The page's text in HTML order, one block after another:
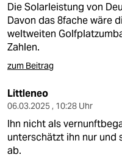
Die Solarleistung von
Davon das 8fache wäre
weltweiten
Zahlen.
zum Beitrag
Littleneo
06.03.2025 , 10:28 Uhr
Ihn nicht als
unterschätzt ihn nur
ab.